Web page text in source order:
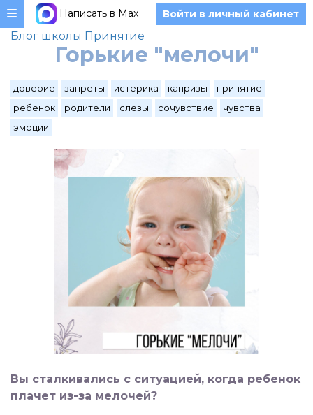
Написать в Max Войти в личный кабинет
Блог школы Принятие
Горькие "мелочи"
доверие запреты истерика капризы
принятие
ребенок
родители слезы сочувствие
чувства
эмоции
Вы сталкивались с ситуацией, когда ребенок
плачет из-за мелочей?